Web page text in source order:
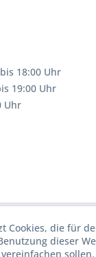
18:00 Uhr
19:00 Uhr
Uhr
Cookies, die für
dieser